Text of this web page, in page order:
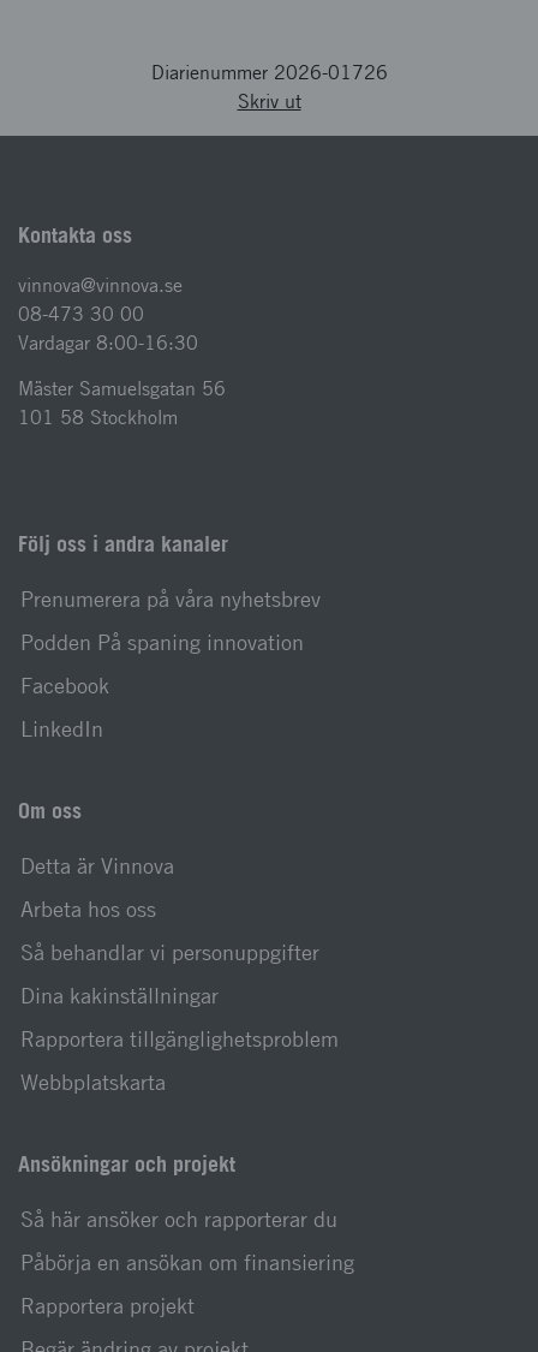
Diarienummer 2026-01726
Skriv ut
Kontakta oss
vinnova@vinnova.se
08-473 30 00
Vardagar 8:00-16:30
Mäster Samuelsgatan 56
101 58 Stockholm
Följ oss i andra kanaler
Prenumerera på våra nyhetsbrev
Podden På spaning innovation
Facebook
LinkedIn
Om oss
Detta är Vinnova
Arbeta hos oss
Så behandlar vi personuppgifter
Dina kakinställningar
Rapportera tillgänglighetsproblem
Webbplatskarta
Ansökningar och projekt
Så här ansöker och rapporterar du
Påbörja en ansökan om finansiering
Rapportera projekt